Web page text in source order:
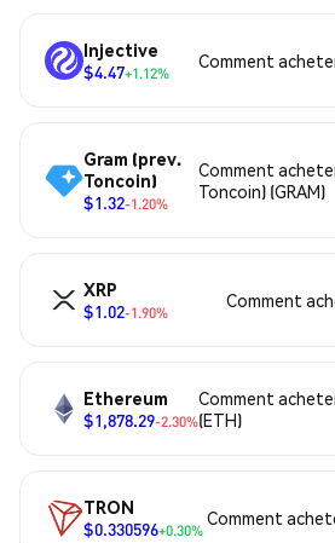
Injective
$4.47+1.12%
Comment
Gram (prev.
Toncoin)
$1.32-1.20%
Comment
Toncoin) (GRAM)
XRP
$1.02-1.90%
Comment
Ethereum
$1,878.29-2.30%
Comment
(ETH)
TRON
$0.330596+0.30%
Comment